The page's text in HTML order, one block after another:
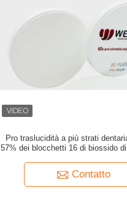
Pro traslucidità a più strati
57% dei blocchetti 16 di biossido di
Contatto